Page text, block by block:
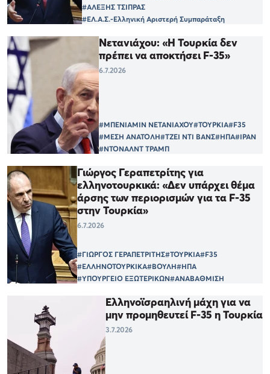
#ΑΛΕΞΗΣ ΤΣΙΠΡΑΣ
#ΕΛ.Α.Σ.-Ελληνική Αριστερή Συμπαράταξη
Νετανιάχου: «Η Τουρκία δεν
πρέπει να αποκτήσει F-35»
6.7.2026
#ΜΠΕΝΙΑΜΙΝ ΝΕΤΑΝΙΑΧΟΥ#ΤΟΥΡΚΙΑ#F35
#ΜΕΣΗ ΑΝΑΤΟΛΗ#ΤΖΕΙ ΝΤΙ ΒΑΝΣ#ΗΠΑ#ΙΡΑΝ
#ΝΤΟΝΑΛΝΤ ΤΡΑΜΠ
Γιώργος Γεραπετρίτης για
ελληνοτουρκικά: «Δεν υπάρχει θέμα
άρσης των περιορισμών για τα F-35
στην Τουρκία»
6.7.2026
#ΓΙΩΡΓΟΣ ΓΕΡΑΠΕΤΡΙΤΗΣ#ΤΟΥΡΚΙΑ#F35
#ΕΛΛΗΝΟΤΟΥΡΚΙΚΑ#ΒΟΥΛΗ#ΗΠΑ
#ΥΠΟΥΡΓΕΙΟ ΕΞΩΤΕΡΙΚΩΝ#ΑΝΑΒΑΘΜΙΣΗ
Ελληνοϊσραηλινή μάχη για να
μην προμηθευτεί F-35 η Τουρκία
3.7.2026